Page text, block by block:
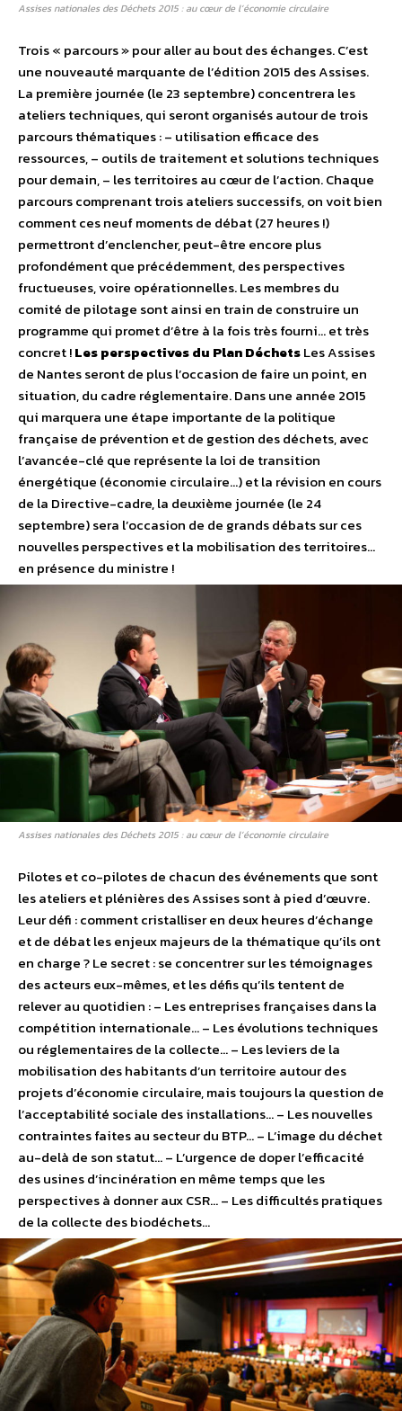
Assises nationales des Déchets 2015 : au cœur de l’économie circulaire
Trois « parcours » pour aller au bout des échanges. C’est
une nouveauté marquante de l’édition 2015 des Assises.
La première journée (le 23 septembre) concentrera les
ateliers techniques, qui seront organisés autour de trois
parcours thématiques : – utilisation efficace des
ressources, – outils de traitement et solutions techniques
pour demain, – les territoires au cœur de l’action. Chaque
parcours comprenant trois ateliers successifs, on voit bien
comment ces neuf moments de débat (27 heures !)
permettront d’enclencher, peut-être encore plus
profondément que précédemment, des perspectives
fructueuses, voire opérationnelles. Les membres du
comité de pilotage sont ainsi en train de construire un
programme qui promet d’être à la fois très fourni… et très
concret !Les perspectives du Plan DéchetsLes Assises
de Nantes seront de plus l’occasion de faire un point, en
situation, du cadre réglementaire. Dans une année 2015
qui marquera une étape importante de la politique
française de prévention et de gestion des déchets, avec
l’avancée-clé que représente la loi de transition
énergétique (économie circulaire…) et la révision en cours
de la Directive-cadre, la deuxième journée (le 24
septembre) sera l’occasion de de grands débats sur ces
nouvelles perspectives et la mobilisation des territoires…
en présence du ministre !
Assises nationales des Déchets 2015 : au cœur de l’économie circulaire
Pilotes et co-pilotes de chacun des événements que sont
les ateliers et plénières des Assises sont à pied d’œuvre.
Leur défi : comment cristalliser en deux heures d’échange
et de débat les enjeux majeurs de la thématique qu’ils ont
en charge ? Le secret : se concentrer sur les témoignages
des acteurs eux-mêmes, et les défis qu’ils tentent de
relever au quotidien : – Les entreprises françaises dans la
compétition internationale… – Les évolutions techniques
ou réglementaires de la collecte… – Les leviers de la
mobilisation des habitants d’un territoire autour des
projets d’économie circulaire, mais toujours la question de
l’acceptabilité sociale des installations… – Les nouvelles
contraintes faites au secteur du BTP… – L’image du déchet
au-delà de son statut… – L’urgence de doper l’efficacité
des usines d’incinération en même temps que les
perspectives à donner aux CSR… – Les difficultés pratiques
de la collecte des biodéchets…